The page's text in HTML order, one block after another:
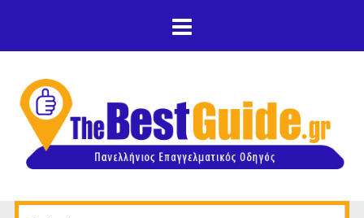
κυρίως περιεχόμενο